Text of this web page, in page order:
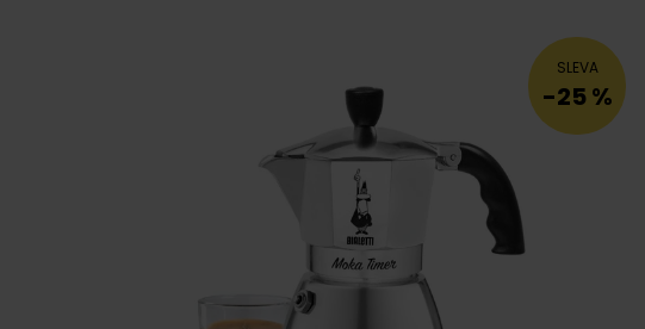
SLEVA
-25 %